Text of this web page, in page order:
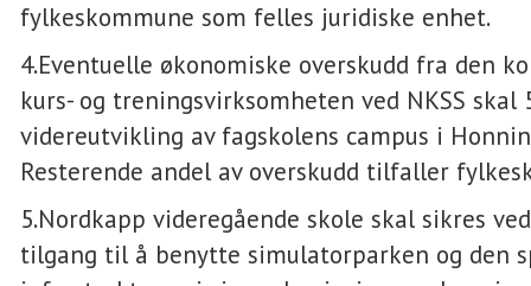
fylkeskommune som felles juridiske enhet.
4.Eventuelle økonomiske overskudd fra den
kurs- og treningsvirksomheten ved NKSS skal
videreutvikling av fagskolens campus i
Resterende andel av overskudd tilfaller
5.Nordkapp videregående skole skal sikres
tilgang til å benytte simulatorparken og den